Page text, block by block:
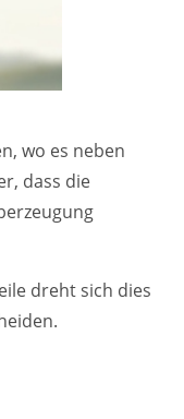
wo es neben
dass die
dreht sich dies